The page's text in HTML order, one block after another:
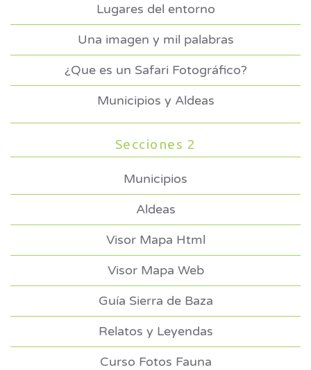
Lugares del entorno
Una imagen y mil palabras
¿Que es un Safari Fotográfico?
Municipios y Aldeas
Secciones 2
Municipios
Aldeas
Visor Mapa Html
Visor Mapa Web
Guía Sierra de Baza
Relatos y Leyendas
Curso Fotos Fauna